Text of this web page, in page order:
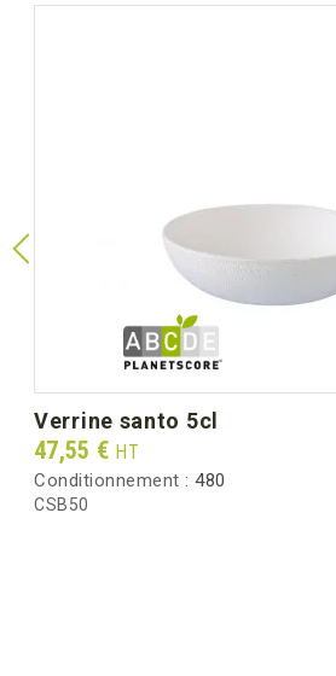
verrine santo 5cl
Prix
47,55 € HT
Conditionnement : 480
CSB50